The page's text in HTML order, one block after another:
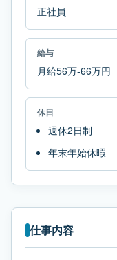
正社員
給与
月給56万-66万円
休日
週休2日制
年末年始休暇
仕事内容